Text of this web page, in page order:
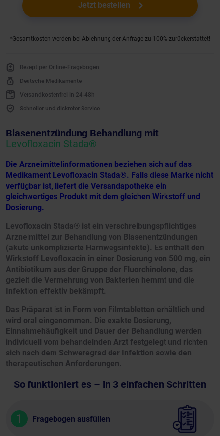
Jetzt bestellen
*Gesamtkosten werden bei Ablehnung der Anfrage zu 100% zurückerstattet!
Rezept per Online-Fragebogen
Deutsche Medikamente
Versandkostenfrei in 24-48h
Schneller und diskreter Service
Blasenentzündung Behandlung mit
Levofloxacin Stada®
Die Arzneimittelinformationen beziehen sich auf das
Medikament Levofloxacin Stada®. Falls diese Marke nicht
verfügbar ist, liefert die Versandapotheke ein
gleichwertiges Produkt mit dem gleichen Wirkstoff und
Dosierung.
Levofloxacin Stada® ist ein verschreibungspflichtiges
Arzneimittel zur Behandlung von Blasenentzündungen
(akute unkomplizierte Harnwegsinfekte). Es enthält den
Wirkstoff Levofloxacin in einer Dosierung von 500 mg, ein
Antibiotikum aus der Gruppe der Fluorchinolone, das
gezielt die Vermehrung von Bakterien hemmt und die
Infektion effektiv bekämpft.
Das Präparat ist in Form von Filmtabletten erhältlich und
wird oral eingenommen. Die exakte Dosierung,
Einnahmehäufigkeit und Dauer der Behandlung werden
individuell vom behandelnden Arzt festgelegt und richten
sich nach dem Schweregrad der Infektion sowie den
therapeutischen Anforderungen.
So funktioniert es – in 3 einfachen Schritten
1 Fragebogen ausfüllen